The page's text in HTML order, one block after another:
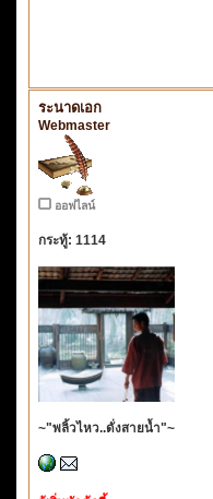
ระนาดเอก
Webmaster
ออฟไลน์
กระทู้: 1114
~"พลิ้วไหว..ดั่งสายน้ำ"~